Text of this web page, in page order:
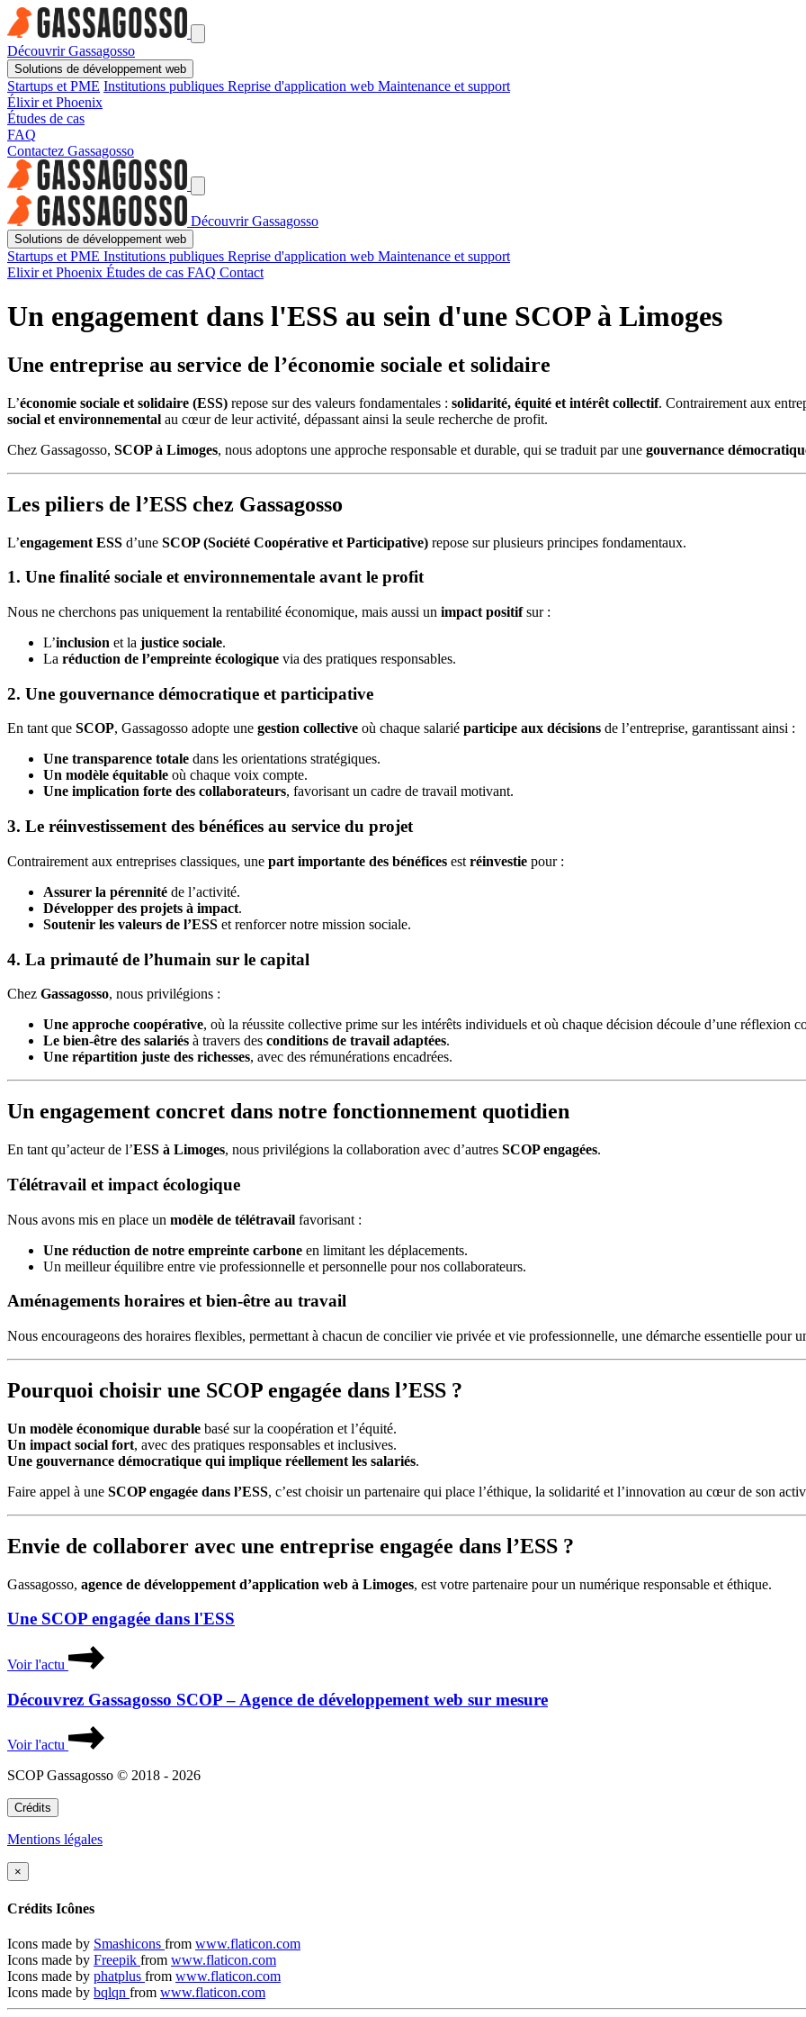
Découvrir Gassagosso
Solutions de développement web
Startups et PME Institutions publiques Reprise d'application web Maintenance et support
Élixir et Phoenix
Études de cas
FAQ
Contactez Gassagosso
Découvrir Gassagosso
Solutions de développement web
Startups et PME Institutions publiques Reprise d'application web Maintenance et support
Elixir et Phoenix Études de cas FAQ Contact
Un engagement dans l'ESS au sein d'une SCOP à Limoges
Une entreprise au service de l’économie sociale et solidaire
L’économie sociale et solidaire (ESS) repose sur des valeurs fondamentales : solidarité, équité et intérêt collectif. Contrairement aux
social et environnemental au cœur de leur activité, dépassant ainsi la seule recherche de profit.
Chez Gassagosso, SCOP à Limoges, nous adoptons une approche responsable et durable, qui se traduit par une gouvernance
Les piliers de l’ESS chez Gassagosso
L’engagement ESS d’une SCOP (Société Coopérative et Participative) repose sur plusieurs principes fondamentaux.
1. Une finalité sociale et environnementale avant le profit
Nous ne cherchons pas uniquement la rentabilité économique, mais aussi un impact positifsur :
L’inclusion et la justice sociale.
La réduction de l’empreinte écologique via des pratiques responsables.
2. Une gouvernance démocratique et participative
En tant que SCOP, Gassagosso adopte une gestion collective où chaque salarié participe aux décisions de l’entreprise, garantissant ainsi :
Une transparence totale dans les orientations stratégiques.
Un modèle équitable où chaque voix compte.
Une implication forte des collaborateurs, favorisant un cadre de travail motivant.
3. Le réinvestissement des bénéfices au service du projet
Contrairement aux entreprises classiques, une part importante des bénéfices est réinvestie pour :
Assurer la pérennité de l’activité.
Développer des projets à impact.
Soutenir les valeurs de l’ESS et renforcer notre mission sociale.
4. La primauté de l’humain sur le capital
Chez Gassagosso, nous privilégions :
Une approche coopérative, où la réussite collective prime sur les intérêts individuels et où chaque décision découle d’une réflexion
Le bien-être des salariés à travers des conditions de travail adaptées.
Une répartition juste des richesses, avec des rémunérations encadrées.
Un engagement concret dans notre fonctionnement quotidien
En tant qu’acteur de l’ESS à Limoges, nous privilégions la collaboration avec d’autres SCOP engagées.
Télétravail et impact écologique
Nous avons mis en place un modèle de télétravail favorisant :
Une réduction de notre empreinte carbone en limitant les déplacements.
Un meilleur équilibre entre vie professionnelle et personnelle pour nos collaborateurs.
Aménagements horaires et bien-être au travail
Nous encourageons des horaires flexibles, permettant à chacun de concilier vie privée et vie professionnelle, une démarche essentielle pour
Pourquoi choisir une SCOP engagée dans l’ESS ?
Un modèle économique durable basé sur la coopération et l’équité.
Un impact social fort, avec des pratiques responsables et inclusives.
Une gouvernance démocratique qui implique réellement les salariés.
Faire appel à une SCOP engagée dans l’ESS, c’est choisir un partenaire qui place l’éthique, la solidarité et l’innovation au cœur de son
Envie de collaborer avec une entreprise engagée dans l’ESS ?
Gassagosso, agence de développement d’application web à Limoges, est votre partenaire pour un numérique responsable et éthique.
Une SCOP engagée dans l'ESS
Voir l'actu
Découvrez Gassagosso SCOP – Agence de développement web sur mesure
Voir l'actu
SCOP Gassagosso © 2018 - 2026
Crédits
Mentions légales
×
Crédits Icônes
Icons made by Smashicons from www.flaticon.com
Icons made by Freepik from www.flaticon.com
Icons made by phatplus from www.flaticon.com
Icons made by bqlqn from www.flaticon.com